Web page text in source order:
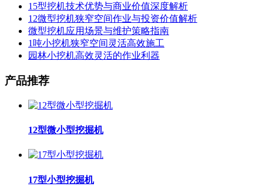
15型挖机技术优势与商业价值深度解析
12微型挖机狭窄空间作业与投资价值解析
微型挖机应用场景与维护策略指南
1吨小挖机狭窄空间灵活高效施工
园林小挖机高效灵活的作业利器
产品推荐
12型微小型挖掘机
17型小型挖掘机